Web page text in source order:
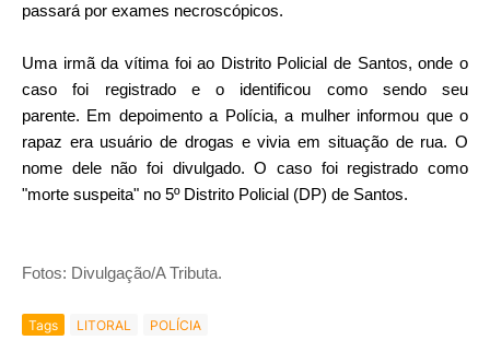
passará por exames necroscópicos.
Uma irmã da vítima foi ao Distrito Policial de Santos, onde o
caso foi registrado e o identificou como sendo seu
parente. Em depoimento a Polícia, a mulher informou que o
rapaz era usuário de drogas e vivia em situação de rua. O
nome dele não foi divulgado. O caso foi registrado como
"morte suspeita" no 5º Distrito Policial (DP) de Santos.
Fotos: Divulgação/A Tributa.
Tags LITORAL POLÍCIA